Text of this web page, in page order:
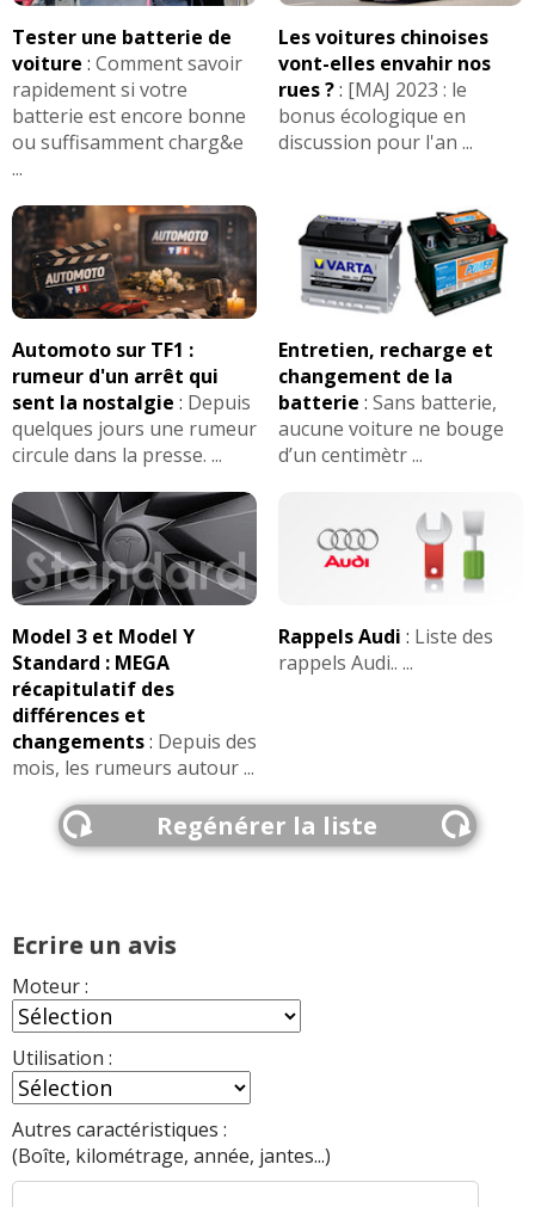
Tester une batterie de
voiture : Comment savoir
rapidement si votre
batterie est encore bonne
ou suffisamment charg&e
...
Les voitures chinoises
vont-elles envahir nos
rues ?: [MAJ 2023 : le
bonus écologique en
discussion pour l'an ...
Automoto sur TF1 :
rumeur d'un arrêt qui
sent la nostalgie : Depuis
quelques jours une rumeur
circule dans la presse. ...
Entretien, recharge et
changement de la
batterie : Sans batterie,
aucune voiture ne bouge
d’un centimètr ...
Model 3 et Model Y
Standard : MEGA
récapitulatif des
différences et
changements: Depuis des
mois, les rumeurs autour ...
Rappels Audi : Liste des
rappels Audi.. ...
Regénérer la liste
Ecrire un avis
Moteur :
Utilisation :
Autres caractéristiques :
(Boîte, kilométrage, année, jantes...)